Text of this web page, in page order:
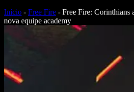
Início - Free Fire - Free Fire: Corinthians
nova equipe academy